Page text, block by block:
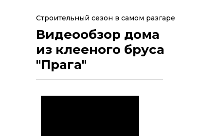
Видеообзор дома
из клееного бруса
"Прага"
Строительный сезон в самом разгаре